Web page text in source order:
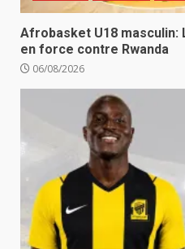
Afrobasket U18 masculin:
en force contre Rwanda
06/08/2026